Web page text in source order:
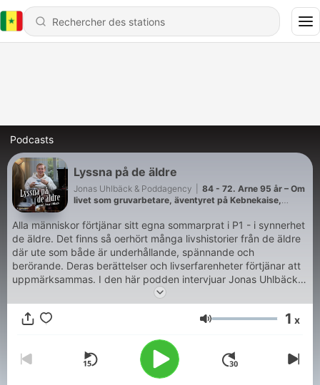
Podcasts
Lyssna på de äldre
Jonas Uhlbäck & Poddagency
84 - 72. Arne 95 år – Om
livet som gruvarbetare, äventyret på Kebnekaise,
barn och våga ställa frågor innan det är försent.
Alla människor förtjänar sitt egna sommarprat i P1 - i synnerhet
de äldre. Det finns så oerhört många livshistorier från de äldre
där ute som både är underhållande, spännande och
berörande. Deras berättelser och livserfarenheter förtjänar att
uppmärksammas. I den här podden intervjuar Jonas Uhlbäck
nämnaren att alla är minst 70 år gamla. Samtalen om deras liv
är både underhållande och berörande på alla sätt och vis! Här
har idag, samtidigt som de integreras med både sin egen och
de yngre generationerna! Kontakt: hello@jonasuhlback.com
Lyssna på de äldre är en produktion av Poddagency
Volume 1 x